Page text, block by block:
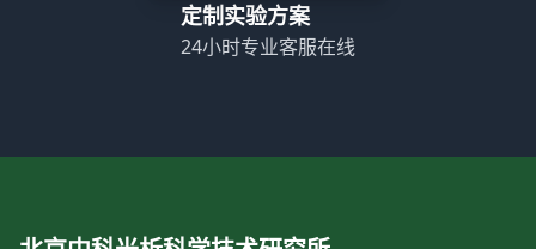
定制实验方案
24小时专业客服在线